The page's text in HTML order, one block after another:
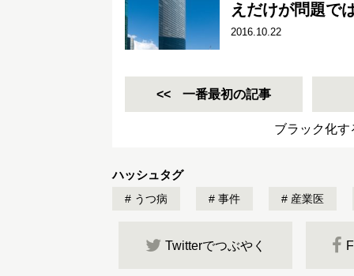
えだけが問題で
2016.10.22
一番最初の記事
ブラック化
ハッシュタグ
うつ病 事件 産業医
Twitterでつぶやく